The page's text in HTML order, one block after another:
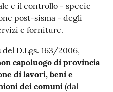
e il controllo - specie
post-sisma - degli
e forniture.
D.Lgs. 163/2006,
capoluogo di provincia
di lavori, beni e
dei comuni (dal